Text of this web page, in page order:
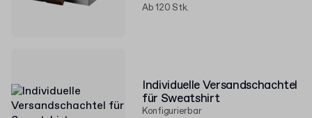
Ab 120 Stk.
Individuelle Versandschachtel
für Sweatshirt
Konfigurierbar